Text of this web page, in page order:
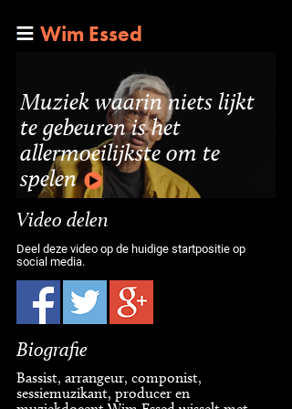
Wim Essed
Muziek waarin niets lijkt
te gebeuren is het
allermoeilijkste om te
spelen
Video delen
Deel deze video op de huidige startpositie op
social media.
Biografie
Bassist, arrangeur, componist,
sessiemuzikant, producer en